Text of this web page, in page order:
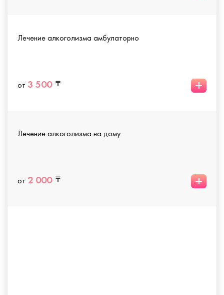
Лечение алкоголизма амбулаторно
от 3 500 +
Лечение алкоголизма на дому
от 2 000 +